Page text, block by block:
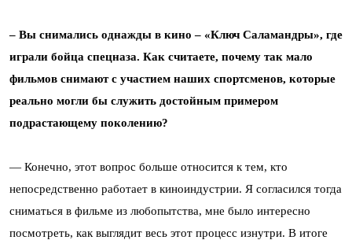
– Вы снимались однажды в кино – «Ключ Саламандры», где
играли бойца спецназа. Как считаете, почему так мало
фильмов снимают с участием наших спортсменов, которые
реально могли бы служить достойным примером
подрастающему поколению?
— Конечно, этот вопрос больше относится к тем, кто
непосредственно работает в киноиндустрии. Я согласился тогда
сниматься в фильме из любопытства, мне было интересно
посмотреть, как выглядит весь этот процесс изнутри. В итоге